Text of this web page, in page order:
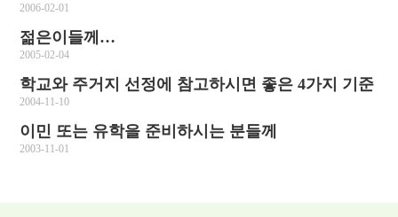
2006-02-01
젊은이들께…
2005-02-04
학교와 주거지 선정에 참고하시면 좋은 4가지 기준
2004-11-10
이민 또는 유학을 준비하시는 분들께
2003-11-01